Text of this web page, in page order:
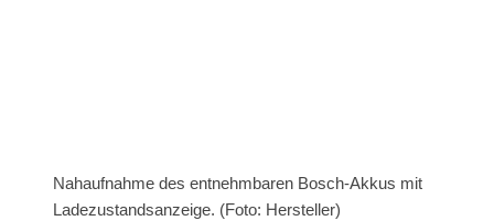
Nahaufnahme des entnehmbaren Bosch-Akkus mit
Ladezustandsanzeige. (Foto: Hersteller)